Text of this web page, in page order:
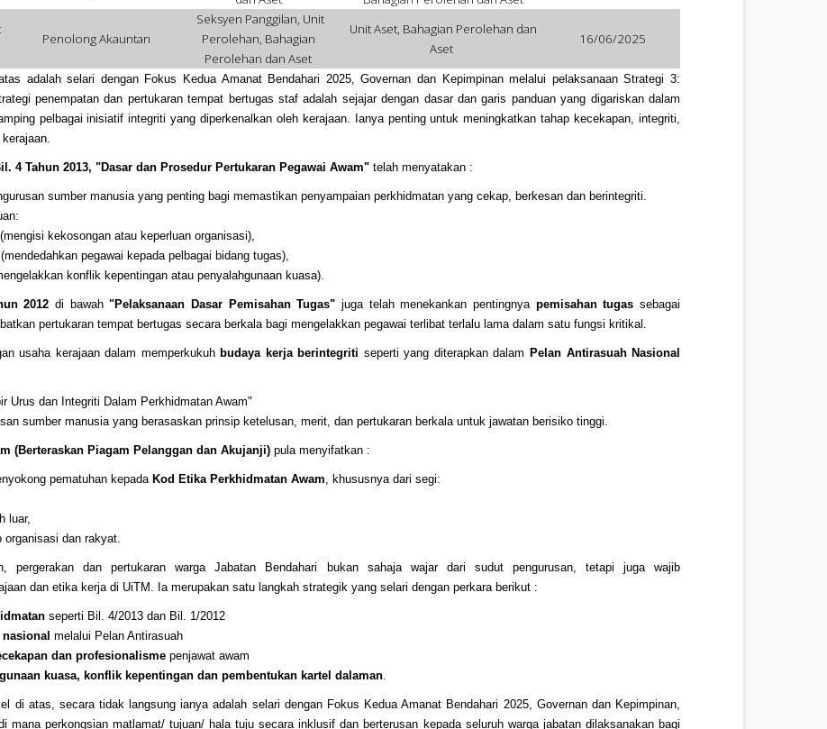
Penolong Akauntan
Seksyen Panggilan, Unit
Perolehan, Bahagian
Perolehan dan Aset
Unit Aset, Bahagian Perolehan dan
Aset
16/06/2025
adalah selari dengan Fokus Kedua Amanat Bendahari 2025, Governan dan Kepimpinan melalui pelaksanaan Strategi 3:
penempatan dan pertukaran tempat bertugas staf adalah sejajar dengan dasar dan garis panduan yang digariskan dalam
pelbagai inisiatif integriti yang diperkenalkan oleh kerajaan. Ianya penting untuk meningkatkan tahap kecekapan, integriti,
4 Tahun 2013, "Dasar dan Prosedur Pertukaran Pegawai Awam" telah menyatakan :
sumber manusia yang penting bagi memastikan penyampaian perkhidmatan yang cekap, berkesan dan berintegriti.
(mengisi kekosongan atau keperluan organisasi),
(mendedahkan pegawai kepada pelbagai bidang tugas),
konflik kepentingan atau penyalahgunaan kuasa).
2012 di bawah"Pelaksanaan Dasar Pemisahan Tugas"juga telah menekankan pentingnya pemisahan tugas sebagai
pertukaran tempat bertugas secara berkala bagi mengelakkan pegawai terlibat terlalu lama dalam satu fungsi kritikal.
usaha kerajaan dalam memperkukuh budaya kerja berintegriti seperti yang diterapkan dalam Pelan Antirasuah Nasional
Urus dan Integriti Dalam Perkhidmatan Awam"
sumber manusia yang berasaskan prinsip ketelusan, merit, dan pertukaran berkala untuk jawatan berisiko tinggi.
(Berteraskan Piagam Pelanggan dan Akujanji) pula menyifatkan :
pematuhan kepada Kod Etika Perkhidmatan Awam , khususnya dari segi:
luar,
organisasi dan rakyat.
pergerakan dan pertukaran warga Jabatan Bendahari bukan sahaja wajar dari sudut pengurusan, tetapi juga wajib
dan etika kerja di UiTM. Ia merupakan satu langkah strategik yang selari dengan perkara berikut :
seperti Bil. 4/2013 dan Bil. 1/2012
melalui Pelan Antirasuah
dan profesionalisme penjawat awam
kuasa, konflik kepentingan dan pembentukan kartel dalaman
di atas, secara tidak langsung ianya adalah selari dengan Fokus Kedua Amanat Bendahari 2025, Governan dan Kepimpinan,
mana perkongsian matlamat/ tujuan/ hala tuju secara inklusif dan berterusan kepada seluruh warga jabatan dilaksanakan bagi